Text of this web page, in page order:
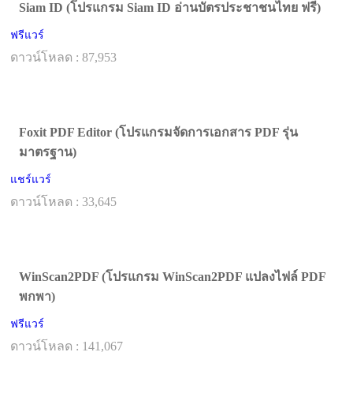
Siam ID (โปรแกรม Siam ID อ่านบัตรประชาชนไทย ฟรี)
ฟรีแวร์
ดาวน์โหลด : 87,953
Foxit PDF Editor (โปรแกรมจัดการเอกสาร PDF รุ่น
มาตรฐาน)
แชร์แวร์
ดาวน์โหลด : 33,645
WinScan2PDF (โปรแกรม WinScan2PDF แปลงไฟล์ PDF
พกพา)
ฟรีแวร์
ดาวน์โหลด : 141,067